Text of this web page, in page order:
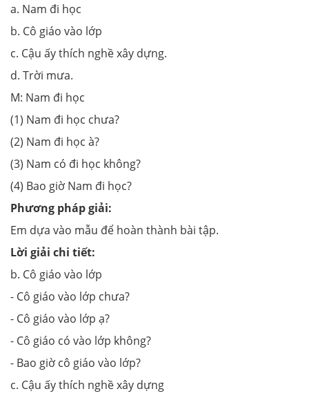
a. Nam đi học
b. Cô giáo vào lớp
c. Cậu ấy thích nghề xây dựng.
d. Trời mưa.
M: Nam đi học
(1) Nam đi học chưa?
(2) Nam đi học à?
(3) Nam có đi học không?
(4) Bao giờ Nam đi học?
Phương pháp giải:
Em dựa vào mẫu để hoàn thành bài tập.
Lời giải chi tiết:
b. Cô giáo vào lớp
- Cô giáo vào lớp chưa?
- Cô giáo vào lớp ạ?
- Cô giáo có vào lớp không?
- Bao giờ cô giáo vào lớp?
c. Cậu ấy thích nghề xây dựng